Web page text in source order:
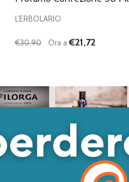
L'ERBOLARIO
€30,90 Ora a€21,72